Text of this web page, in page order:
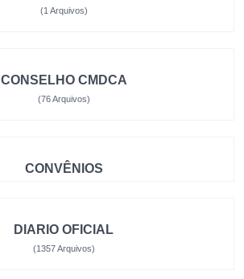
(1 Arquivos)
CONSELHO CMDCA
(76 Arquivos)
CONVÊNIOS
DIARIO OFICIAL
(1357 Arquivos)